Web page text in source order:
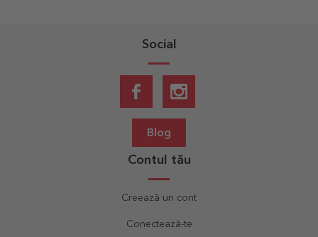
Social
Blog
Contul tău
Creează un cont
Conectează-te